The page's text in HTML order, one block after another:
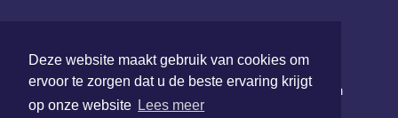
Deze website maakt gebruik van cookies om
ervoor te zorgen dat u de beste ervaring krijgt
op onze website Lees meer
NIEUWSBRIEF AANMELDEN
Schrijf je in voor onze nieuwsbrief en krijg wekelijks een
samenvatting van alle gebeurtenissen uit jouw regio.